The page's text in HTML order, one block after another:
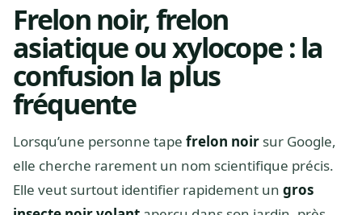
Frelon noir, frelon
asiatique ou xylocope : la
confusion la plus
fréquente
Lorsqu’une personne tape frelon noir sur Google,
elle cherche rarement un nom scientifique précis.
Elle veut surtout identifier rapidement un gros